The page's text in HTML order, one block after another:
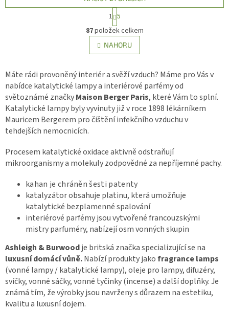
O
v
l
á
a
c
í
p
r
v
v
ý
i
s
u
S
t
r
á
n
k
v
n
í
1 5
87položek celkem
NAHORU
Máte rádi provoněný interiér a svěží vzduch? Máme pro Vás v
nabídce katalytické lampy a interiérové parfémy od
světoznámé značkyMaison Berger Paris, které Vám to splní.
Katalytické lampy byly vyvinuty již v roce 1898 lékárníkem
Mauricem Bergerem pro čištění infekčního vzduchu v
tehdejších nemocnicích.
Procesem katalytické oxidace aktivně odstraňují
mikroorganismy a molekuly zodpovědné za nepříjemné pachy.
kahan je chráněn šesti patenty
katalyzátor obsahuje platinu, která umožňuje
katalytické bezplamenné spalování
interiérové parfémy jsou vytvořené francouzskými
mistry parfuméry, nabízejí osm vonných skupin
Ashleigh & Burwoodje britská značka specializující se na
luxusní domácí vůně.Nabízí produkty jakofragrance lamps
(vonné lampy / katalytické lampy), oleje pro lampy, difuzéry,
svíčky, vonné sáčky, vonné tyčinky (incense) a další doplňky. Je
známá tím, že výrobky jsou navrženy s důrazem na estetiku,
kvalitu a luxusní dojem.